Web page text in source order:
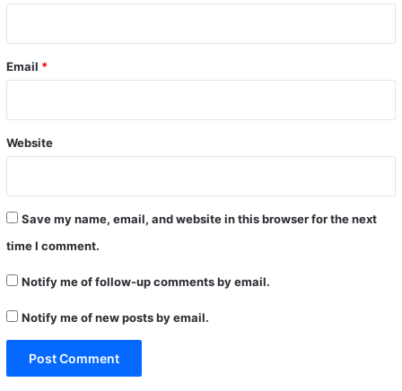
Email *
Website
Save my name, email, and website in this browser for the next
time I comment.
Notify me of follow-up comments by email.
Notify me of new posts by email.